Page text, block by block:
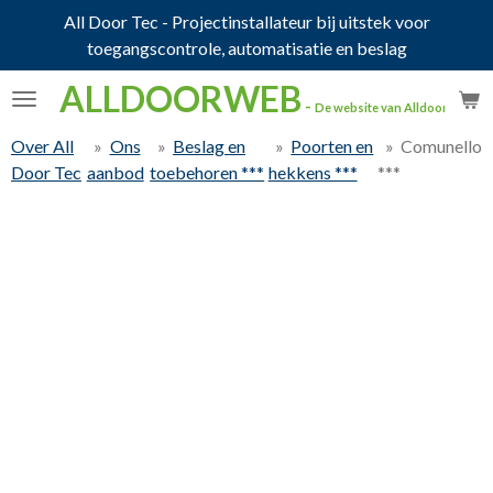
naar
de
ALLDOORWEB - De website van Alldoortec.
All Door Tec - Projectinstallateur bij uitstek voor
toegangscontrole, automatisatie en beslag
Over All
Door Tec
» Ons
aanbod
» Beslag en
toebehoren ***
» Poorten en
hekkens ***
» Comunello
***